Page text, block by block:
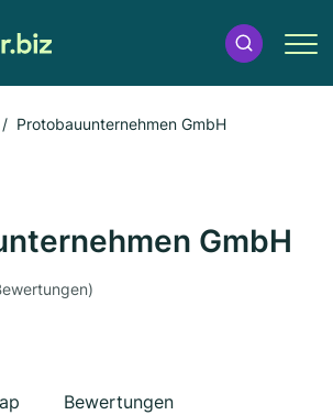
Protobauunternehmen GmbH
GmbH
Bewertungen